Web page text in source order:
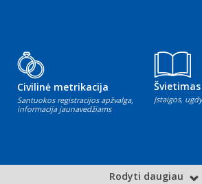
Civilinė metrikacija
Santuokos registracijos apžvalga,
informacija jaunavedžiams
Švietimas
Įstaigos,
Rodyti daugiau